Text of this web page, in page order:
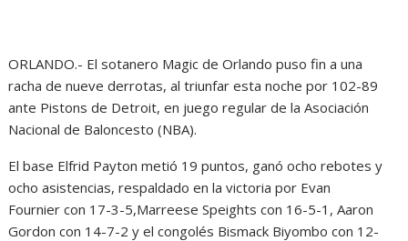
ORLANDO.- El sotanero Magic de Orlando puso fin a una
racha de nueve derrotas, al triunfar esta noche por 102-89
ante Pistons de Detroit, en juego regular de la Asociación
Nacional de Baloncesto (NBA).
El base Elfrid Payton metió 19 puntos, ganó ocho rebotes y
ocho asistencias, respaldado en la victoria por Evan
Fournier con 17-3-5,Marreese Speights con 16-5-1, Aaron
Gordon con 14-7-2 y el congolés Bismack Biyombo con 12-